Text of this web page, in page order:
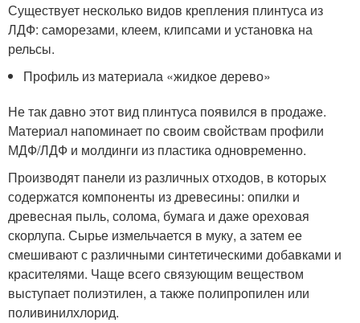
Существует несколько видов крепления плинтуса из
ЛДФ: саморезами, клеем, клипсами и установка на
рельсы.
Профиль из материала «жидкое дерево»
Не так давно этот вид плинтуса появился в продаже.
Материал напоминает по своим свойствам профили
МДФ/ЛДФ и молдинги из пластика одновременно.
Производят панели из различных отходов, в которых
содержатся компоненты из древесины: опилки и
древесная пыль, солома, бумага и даже ореховая
скорлупа. Сырье измельчается в муку, а затем ее
смешивают с различными синтетическими добавками и
красителями. Чаще всего связующим веществом
выступает полиэтилен, а также полипропилен или
поливинилхлорид.